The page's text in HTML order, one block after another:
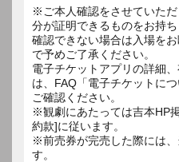
※ご本人確認をさせていた
分が証明できるものをお持ち
確認できない場合は入場を
で予めご了承ください。
電子チケットアプリの詳細
は、FAQ「電子チケットに
ご確認ください。
※観劇にあたっては吉本HP
約款]に従います。
※前売券が完売した際には
す。